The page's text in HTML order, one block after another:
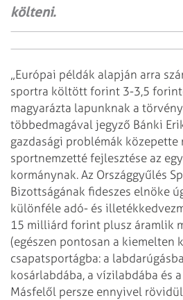
költeni.
„Európai példák alapján arra
sportra költött forint 3-3,5
magyarázta lapunknak a
többedmagával jegyző Bánki
gazdasági problémák közepette
sportnemzetté fejlesztése az
kormánynak. Az Országgyűlés
Bizottságának fideszes elnöke
különféle adó- és
15 milliárd forint plusz áramlik
(egészen pontosan a kiemelten
csapatsportágba: a
kosárlabdába, a vízilabdába és
Másfelől persze ennyivel